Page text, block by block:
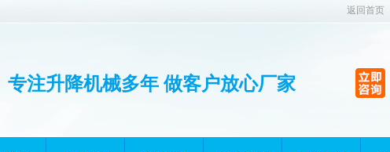
返回首页
专注升降机械多年 做客户放心厂家